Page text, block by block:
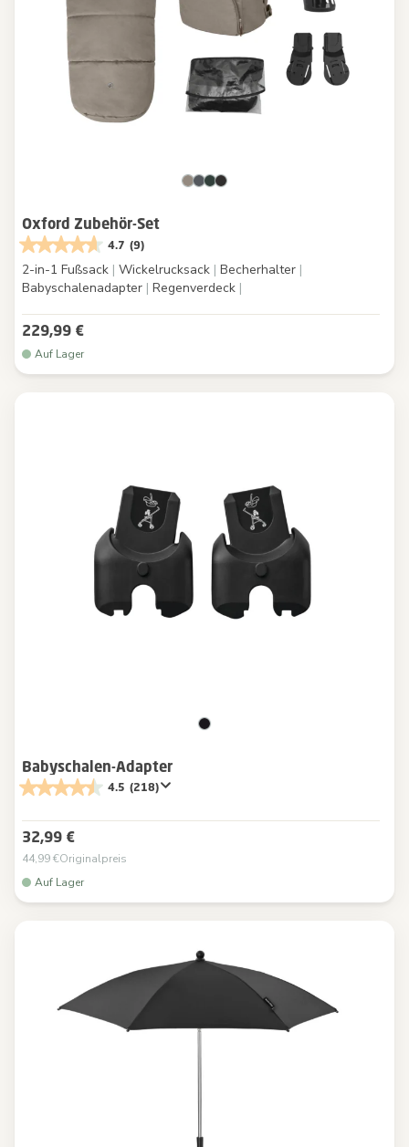
Oxford Zubehör-Set
4.7 (9)
2-in-1 Fußsack | Wickelrucksack | Becherhalter |
Babyschalenadapter | Regenverdeck |
229,99 €
Auf Lager
Babyschalen-Adapter
4.5 (218)
32,99 €
44,99 €Originalpreis
Auf Lager